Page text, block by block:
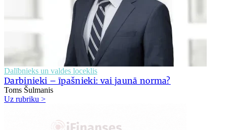
Dalībnieks un valdes loceklis
Darbinieki – īpašnieki: vai jaunā norma?
Toms Šulmanis
Uz rubriku >